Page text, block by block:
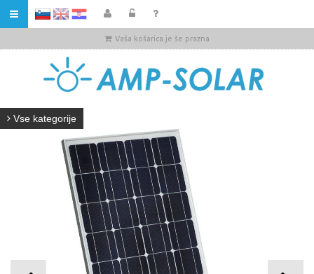
HR
Vaša košarica je še prazna
Vse kategorije